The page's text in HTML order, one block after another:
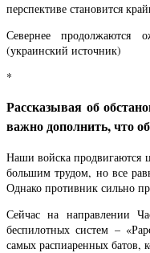
перспективе становится
Севернее продолжаются
(украинский источник)
*
Рассказывая об
важно дополнить, что
Наши войска продвигаются
большим трудом, но все
Однако противник сильно
Сейчас на направлении
беспилотных систем –
самых распиаренных батов,